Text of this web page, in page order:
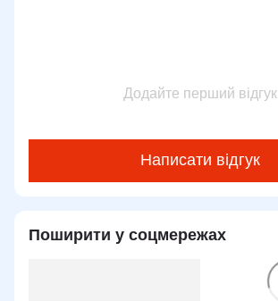
Додайте перший відгук
Написати відгук
Поширити у соцмережах